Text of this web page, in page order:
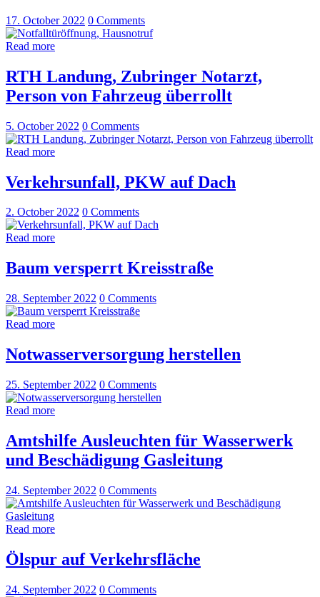
17. October 2022 0 Comments
Read more
RTH Landung, Zubringer Notarzt,
Person von Fahrzeug überrollt
5. October 2022 0 Comments
Read more
Verkehrsunfall, PKW auf Dach
2. October 2022 0 Comments
Read more
Baum versperrt Kreisstraße
28. September 2022 0 Comments
Read more
Notwasserversorgung herstellen
25. September 2022 0 Comments
Read more
Amtshilfe Ausleuchten für Wasserwerk
und Beschädigung Gasleitung
24. September 2022 0 Comments
Read more
Ölspur auf Verkehrsfläche
24. September 2022 0 Comments